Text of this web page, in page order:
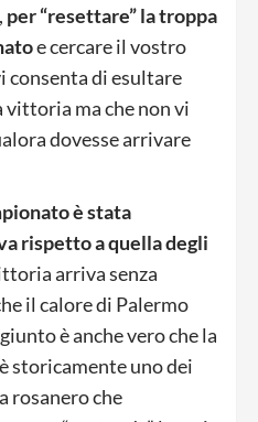
per “resettare” la troppa
e cercare il vostro
di esultare
ma che non vi
dovesse arrivare
è stata
rispetto a quella degli
arriva senza
il calore di Palermo
è anche vero che la
storicamente uno dei
rosanero che